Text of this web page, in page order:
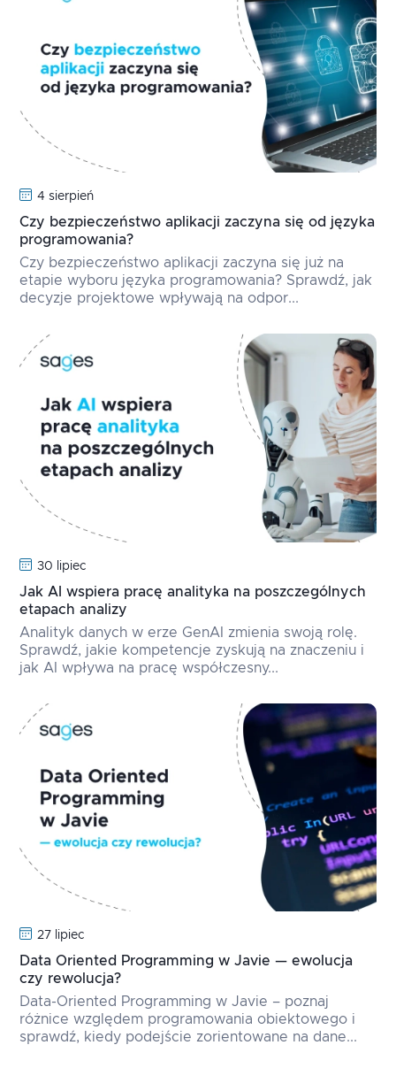
4 sierpień
Czy bezpieczeństwo aplikacji zaczyna się od języka
programowania?
Czy bezpieczeństwo aplikacji zaczyna się już na
etapie wyboru języka programowania? Sprawdź, jak
decyzje projektowe wpływają na odpor...
30 lipiec
Jak AI wspiera pracę analityka na poszczególnych
etapach analizy
Analityk danych w erze GenAI zmienia swoją rolę.
Sprawdź, jakie kompetencje zyskują na znaczeniu i
jak AI wpływa na pracę współczesny...
27 lipiec
Data Oriented Programming w Javie — ewolucja
czy rewolucja?
Data-Oriented Programming w Javie – poznaj
różnice względem programowania obiektowego i
sprawdź, kiedy podejście zorientowane na dane...